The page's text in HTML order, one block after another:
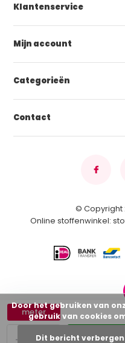
+
-
meter
Klantenservice
Mijn account
Categorieën
Contact
© Copyright
Online stoffenwinkel:
Door het gebruiken van
gebruik van cookies
Dit bericht verbergen